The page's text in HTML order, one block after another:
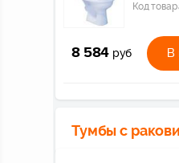
Код
8 584 руб В
Тумбы с